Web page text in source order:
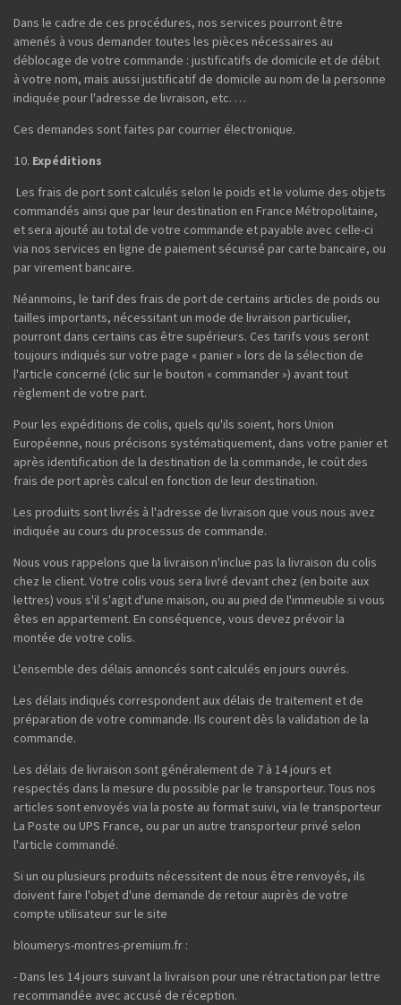
Dans le cadre de ces procédures, nos services pourront être
amenés à vous demander toutes les pièces nécessaires au
déblocage de votre commande : justificatifs de domicile et de débit
à votre nom, mais aussi justificatif de domicile au nom de la personne
indiquée pour l'adresse de livraison, etc. …
Ces demandes sont faites par courrier électronique.
Expéditions
Les frais de port sont calculés selon le poids et le volume des objets
commandés ainsi que par leur destination en France Métropolitaine,
et sera ajouté au total de votre commande et payable avec celle-ci
via nos services en ligne de paiement sécurisé par carte bancaire, ou
par virement bancaire.
Néanmoins, le tarif des frais de port de certains articles de poids ou
tailles importants, nécessitant un mode de livraison particulier,
pourront dans certains cas être supérieurs. Ces tarifs vous seront
toujours indiqués sur votre page « panier » lors de la sélection de
l'article concerné (clic sur le bouton « commander ») avant tout
règlement de votre part.
Pour les expéditions de colis, quels qu'ils soient, hors Union
Européenne, nous précisons systématiquement, dans votre panier et
après identification de la destination de la commande, le coût des
frais de port après calcul en fonction de leur destination.
Les produits sont livrés à l'adresse de livraison que vous nous avez
indiquée au cours du processus de commande.
Nous vous rappelons que la livraison n'inclue pas la livraison du colis
chez le client. Votre colis vous sera livré devant chez (en boite aux
lettres) vous s'il s'agit d'une maison, ou au pied de l'immeuble si vous
êtes en appartement. En conséquence, vous devez prévoir la
montée de votre colis.
L'ensemble des délais annoncés sont calculés en jours ouvrés.
Les délais indiqués correspondent aux délais de traitement et de
préparation de votre commande. Ils courent dès la validation de la
commande.
Les délais de livraison sont généralement de 7 à 14 jours et
respectés dans la mesure du possible par le transporteur. Tous nos
articles sont envoyés via la poste au format suivi, via le transporteur
La Poste ou UPS France, ou par un autre transporteur privé selon
l'article commandé.
Si un ou plusieurs produits nécessitent de nous être renvoyés, ils
doivent faire l'objet d'une demande de retour auprès de votre
compte utilisateur sur le site
bloumerys-montres-premium.fr :
- Dans les 14 jours suivant la livraison pour une rétractation par lettre
recommandée avec accusé de réception.